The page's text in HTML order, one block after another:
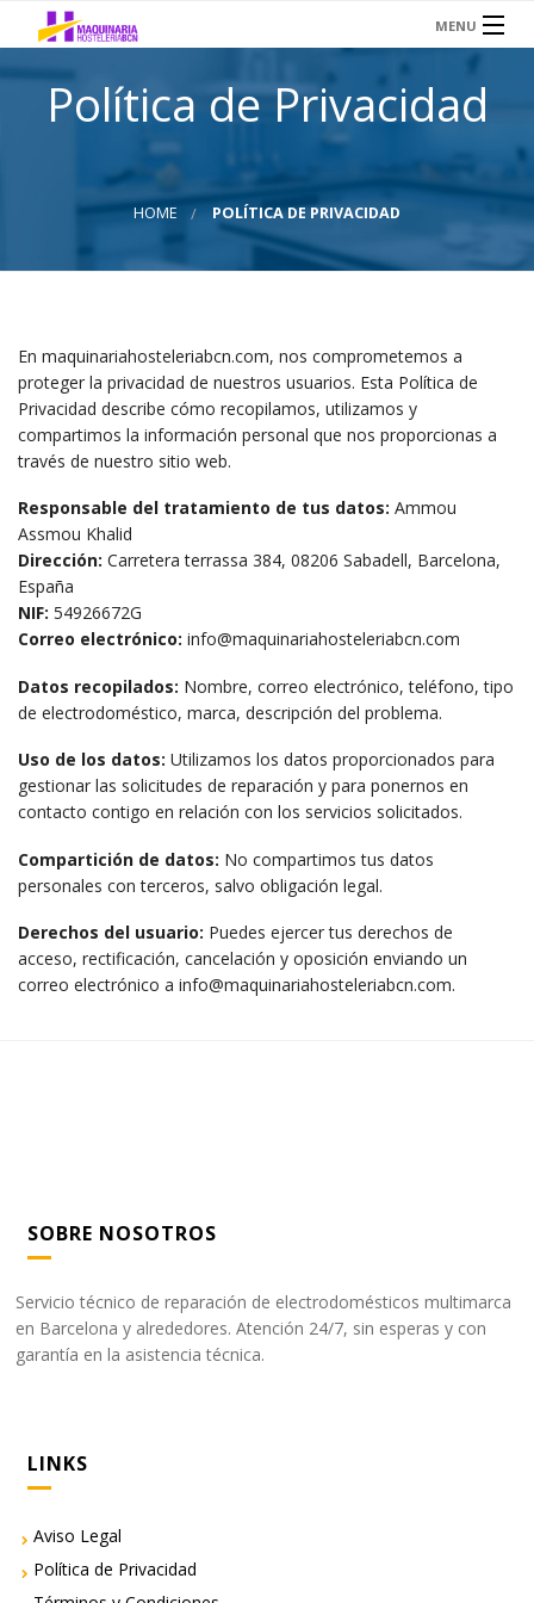
MENU
INICIO
SERVICIOS
SOBRE NOSOTROS
HOSTELERÍA
AIRE ACONDICIONADO
CONTACTO
Política de Privacidad
HOME POLÍTICA DE PRIVACIDAD
En maquinariahosteleriabcn.com, nos comprometemos a
proteger la privacidad de nuestros usuarios. Esta Política de
Privacidad describe cómo recopilamos, utilizamos y
compartimos la información personal que nos proporcionas a
través de nuestro sitio web.
Responsable del tratamiento de tus datos: Ammou
Assmou Khalid
Dirección: Carretera terrassa 384, 08206 Sabadell, Barcelona,
España
NIF: 54926672G
Correo electrónico: info@maquinariahosteleriabcn.com
Datos recopilados: Nombre, correo electrónico, teléfono, tipo
de electrodoméstico, marca, descripción del problema.
Uso de los datos: Utilizamos los datos proporcionados para
gestionar las solicitudes de reparación y para ponernos en
contacto contigo en relación con los servicios solicitados.
Compartición de datos: No compartimos tus datos
personales con terceros, salvo obligación legal.
Derechos del usuario: Puedes ejercer tus derechos de
acceso, rectificación, cancelación y oposición enviando un
correo electrónico a info@maquinariahosteleriabcn.com.
SOBRE NOSOTROS
Servicio técnico de reparación de electrodomésticos multimarca
en Barcelona y alrededores. Atención 24/7, sin esperas y con
garantía en la asistencia técnica.
LINKS
Aviso Legal
Política de Privacidad